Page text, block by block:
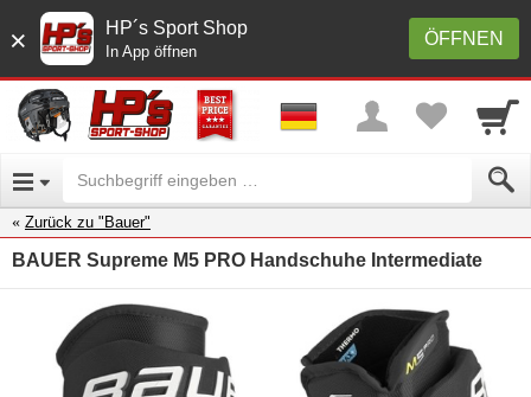
× ÖFFNEN
HP´s Sport Shop
In App öffnen
Zurück zu "Bauer"
BAUER Supreme M5 PRO Handschuhe Intermediate